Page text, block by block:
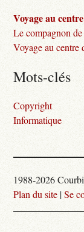
Voyage au
Le compagnon
Voyage au
Mots-clés
Copyright
Informatique
1988-2026
Plan du site |Se